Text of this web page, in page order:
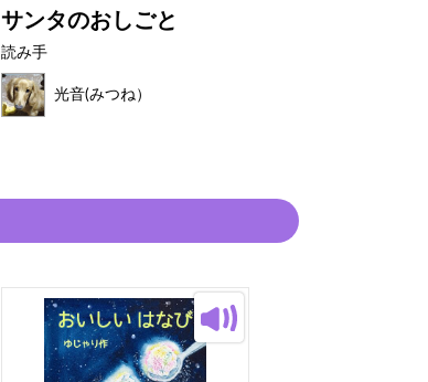
サンタのおしごと
読み手
光音(みつね）